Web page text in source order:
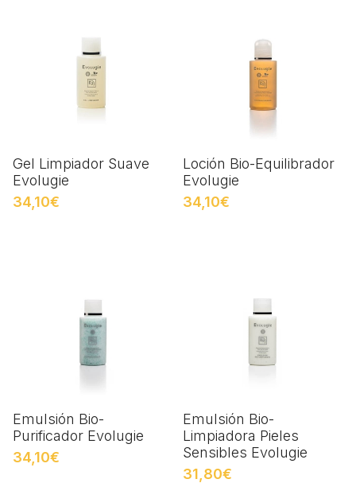
Gel Limpiador Suave
Evolugie
34,10€
Loción Bio-Equilibrador
Evolugie
34,10€
Emulsión Bio-
Purificador Evolugie
34,10€
Emulsión Bio-
Limpiadora Pieles
Sensibles Evolugie
31,80€